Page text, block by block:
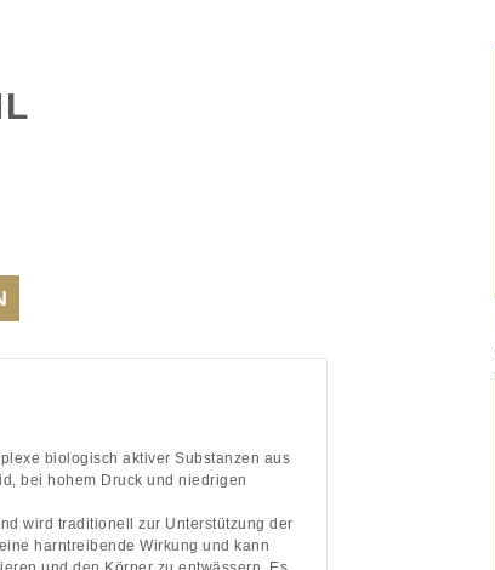
biologisch aktiver Substanzen aus
bei hohem Druck und niedrigen
wird traditionell zur Unterstützung der
harntreibende Wirkung und kann